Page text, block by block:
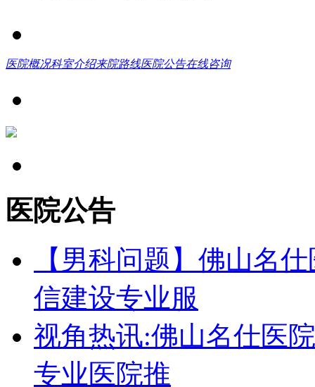
医院概况科室介绍来院路线医院公告在线咨询
医院公告
【男科问题】佛山名
信建设专业服
视角热讯:佛山名仕医
专业医院推